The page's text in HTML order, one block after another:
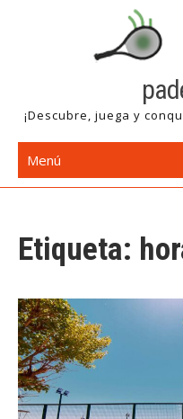
¡Descubre, juega y
Menú
Etiqueta: